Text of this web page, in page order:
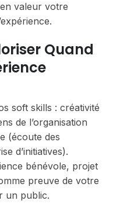
valeur votre
Quand
soft skills : créativité
de l’organisation
(écoute des
d’initiatives).
bénévole, projet
preuve de votre
un public.